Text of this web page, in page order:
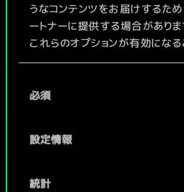
うなコンテンツをお届けするた
ートナーに提供する場合があり
これらのオプションが有効になる
詳細は、下記の「設定」メニュー
必須
設定情報
統計
/